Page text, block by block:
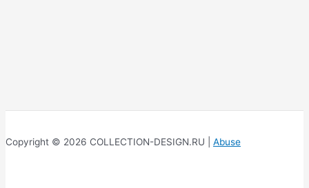
Copyright © 2026 COLLECTION-DESIGN.RU | Abuse